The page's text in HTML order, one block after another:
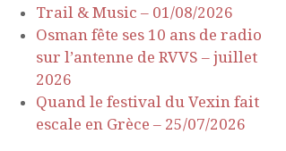
Trail & Music – 01/08/2026
Osman fête ses 10 ans de radio
sur l’antenne de RVVS – juillet
2026
Quand le festival du Vexin fait
escale en Grèce – 25/07/2026